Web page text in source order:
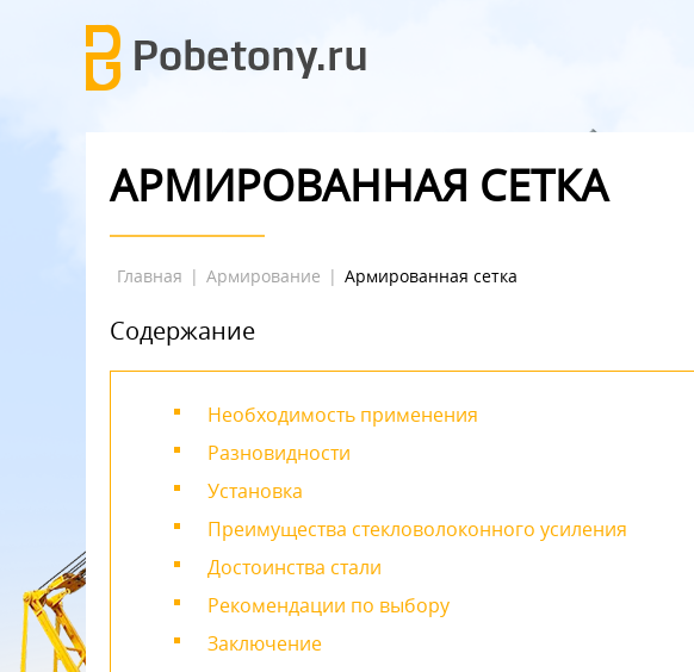
АРМИРОВАННАЯ СЕТКА
Главная | Армирование | Армированная сетка
Содержание
Необходимость применения
Разновидности
Установка
Преимущества стекловолоконного усиления
Достоинства стали
Рекомендации по выбору
Заключение